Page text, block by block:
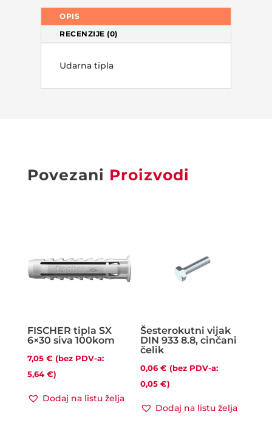
OPIS
RECENZIJE (0)
Udarna tipla
Povezani Proizvodi
FISCHER tipla SX
6×30 siva 100kom
7,05 € (bez PDV-a:
5,64 €)
Dodaj na listu želja
Šesterokutni vijak
DIN 933 8.8, cinčani
čelik
0,06€ (bez PDV-a:
0,05€)
Dodaj na listu želja